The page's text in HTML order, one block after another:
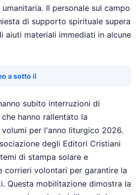
Il personale sul campo
di supporto spirituale supera
aiuti materiali immediati in alcune
a sotto il
subito interruzioni di
hanno rallentato la
per l'anno liturgico 2026.
degli Editori Cristiani
di stampa solare e
corrieri volontari per garantire la
Questa mobilitazione dimostra la